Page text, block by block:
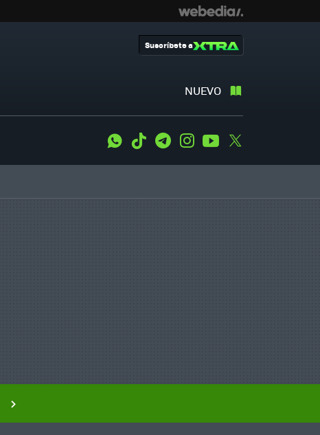
NUEVO
Suscríbete a
WhatsApp
Tiktok TelegramInstagramYoutube